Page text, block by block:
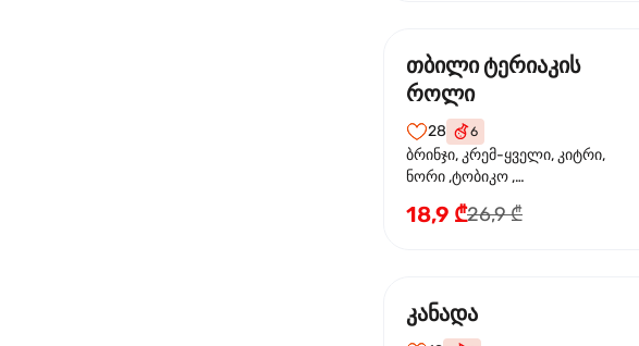
თბილი ტერიაკის
როლი
28 6
ბრინჯი, კრემ-ყველი, კიტრი,
ნორი ,ტობიკო ,
სეზამი, ტერიაკის სოუსი
18,9 ₾26,9 ₾
კანადა